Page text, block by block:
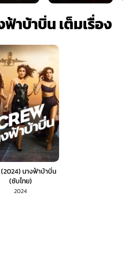
ฟ้าบ้าบิ่น เต็มเรื่อง
(2024) นางฟ้าบ้าบิ่น
(ซับไทย)
2024